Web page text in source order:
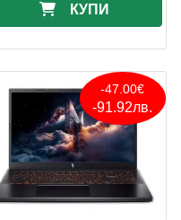
КУПИ
-47.00€
-91.92лв.